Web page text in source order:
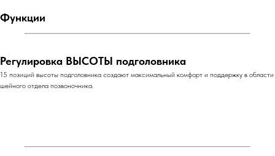
Функции
Регулировка ВЫСОТЫ подголовника
15 позиций высоты подголовника создают максимальный комфорт и поддержку в области
шейного отдела позвоночника.